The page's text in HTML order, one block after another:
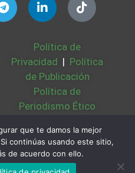
Política de
Privacidad | Política
de Publicación
Política de
Periodismo Ético
Bases Legales |
Partners | Sobre
Nosotros
que te damos la mejor
continúas usando este sitio,
de acuerdo con ello.